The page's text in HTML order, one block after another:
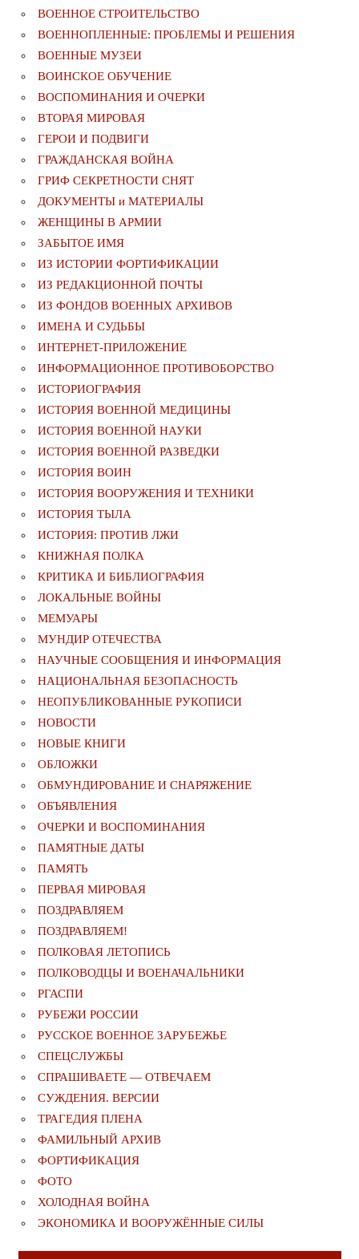
ВОЕННОЕ СТРОИТЕЛЬСТВО
ВОЕННОПЛЕННЫЕ: ПРОБЛЕМЫ И РЕШЕНИЯ
ВОЕННЫЕ МУЗЕИ
ВОИНСКОЕ ОБУЧЕНИЕ
ВОСПОМИНАНИЯ И ОЧЕРКИ
ВТОРАЯ МИРОВАЯ
ГЕРОИ И ПОДВИГИ
ГРАЖДАНСКАЯ ВОЙНА
ГРИФ СЕКРЕТНОСТИ СНЯТ
ДОКУМЕНТЫ и МАТЕРИАЛЫ
ЖЕНЩИНЫ В АРМИИ
ЗАБЫТОЕ ИМЯ
ИЗ ИСТОРИИ ФОРТИФИКАЦИИ
ИЗ РЕДАКЦИОННОЙ ПОЧТЫ
ИЗ ФОНДОВ ВОЕННЫХ АРХИВОВ
ИМЕНА И СУДЬБЫ
ИНТЕРНЕТ-ПРИЛОЖЕНИЕ
ИНФОРМАЦИОННОЕ ПРОТИВОБОРСТВО
ИСТОРИОГРАФИЯ
ИСТОРИЯ ВОЕННОЙ МЕДИЦИНЫ
ИСТОРИЯ ВОЕННОЙ НАУКИ
ИСТОРИЯ ВОЕННОЙ РАЗВЕДКИ
ИСТОРИЯ ВОИН
ИСТОРИЯ ВООРУЖЕНИЯ И ТЕХНИКИ
ИСТОРИЯ ТЫЛА
ИСТОРИЯ: ПРОТИВ ЛЖИ
КНИЖНАЯ ПОЛКА
КРИТИКА И БИБЛИОГРАФИЯ
ЛОКАЛЬНЫЕ ВОЙНЫ
МЕМУАРЫ
МУНДИР ОТЕЧЕСТВА
НАУЧНЫЕ СООБЩЕНИЯ И ИНФОРМАЦИЯ
НАЦИОНАЛЬНАЯ БЕЗОПАСНОСТЬ
НЕОПУБЛИКОВАННЫЕ РУКОПИСИ
НОВОСТИ
НОВЫЕ КНИГИ
ОБЛОЖКИ
ОБМУНДИРОВАНИЕ И СНАРЯЖЕНИЕ
ОБЪЯВЛЕНИЯ
ОЧЕРКИ И ВОСПОМИНАНИЯ
ПАМЯТНЫЕ ДАТЫ
ПАМЯТЬ
ПЕРВАЯ МИРОВАЯ
ПОЗДРАВЛЯЕМ
ПОЗДРАВЛЯЕМ!
ПОЛКОВАЯ ЛЕТОПИСЬ
ПОЛКОВОДЦЫ И ВОЕНАЧАЛЬНИКИ
РГАСПИ
РУБЕЖИ РОССИИ
РУССКОЕ ВОЕННОЕ ЗАРУБЕЖЬЕ
СПЕЦСЛУЖБЫ
СПРАШИВАЕТЕ — ОТВЕЧАЕМ
СУЖДЕНИЯ. ВЕРСИИ
ТРАГЕДИЯ ПЛЕНА
ФАМИЛЬНЫЙ АРХИВ
ФОРТИФИКАЦИЯ
ФОТО
ХОЛОДНАЯ ВОЙНА
ЭКОНОМИКА И ВООРУЖЁННЫЕ СИЛЫ